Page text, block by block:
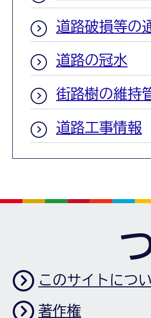
道路破損等の
道路の冠水
街路樹の維持
道路工事情報
このサイトにつ
著作権